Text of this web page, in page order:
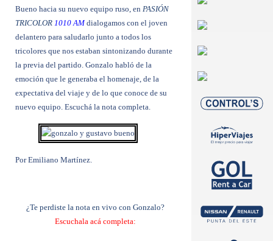
Bueno hacia su nuevo equipo ruso, en PASIÓN
TRICOLOR 1010 AM dialogamos con el joven
delantero para saludarlo junto a todos los
tricolores que nos estaban sintonizando durante
la previa del partido. Gonzalo habló de la
emoción que le generaba el homenaje, de la
expectativa del viaje y de lo que conoce de su
nuevo equipo. Escuchá la nota completa.
Por Emiliano Martínez.
¿Te perdiste la nota en vivo con Gonzalo?
Escuchala acá completa: